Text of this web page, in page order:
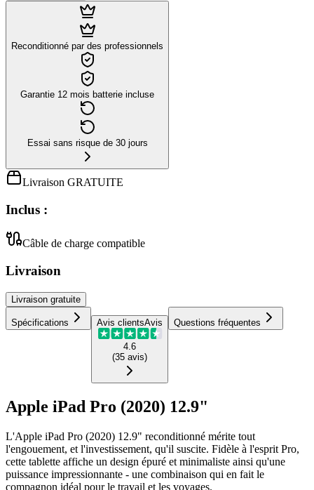
Reconditionné par des professionnels
Garantie 12 mois batterie incluse
Essai sans risque de 30 jours
Livraison GRATUITE
Inclus :
Câble de charge compatible
Livraison
Livraison gratuite
Spécifications Avis clientsAvis
4.6
(35 avis)
Questions fréquentes
Apple iPad Pro (2020) 12.9"
L'Apple iPad Pro (2020) 12.9" reconditionné mérite tout
l'engouement, et l'investissement, qu'il suscite. Fidèle à l'esprit Pro,
cette tablette affiche un design épuré et minimaliste ainsi qu'une
puissance impressionnante - une combinaison qui en fait le
compagnon idéal pour le travail et les voyages.